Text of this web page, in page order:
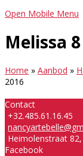
Open Mobile Menu
Melissa
Home » Aanbod »
2016
Contact
+32.485.61.16.45
Heimolenstraat
Facebook